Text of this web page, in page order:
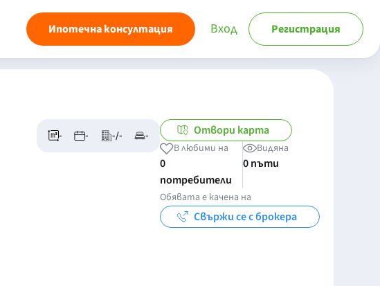
Ипотечна консултация Вход Регистрация
- - -/- - Отвори карта
В любими на
0
потребители
Видяна
0 пъти
Обявата е качена на
Свържи се с брокера